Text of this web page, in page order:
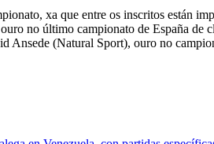
xa que entre os inscritos están
no último campionato de España
Ansede (Natural Sport), ouro no